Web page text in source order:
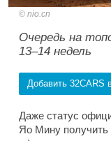
nio.cn
Очередь на
13–14 недель
Добавить 32CARS
Даже статус
Яо Мину получить